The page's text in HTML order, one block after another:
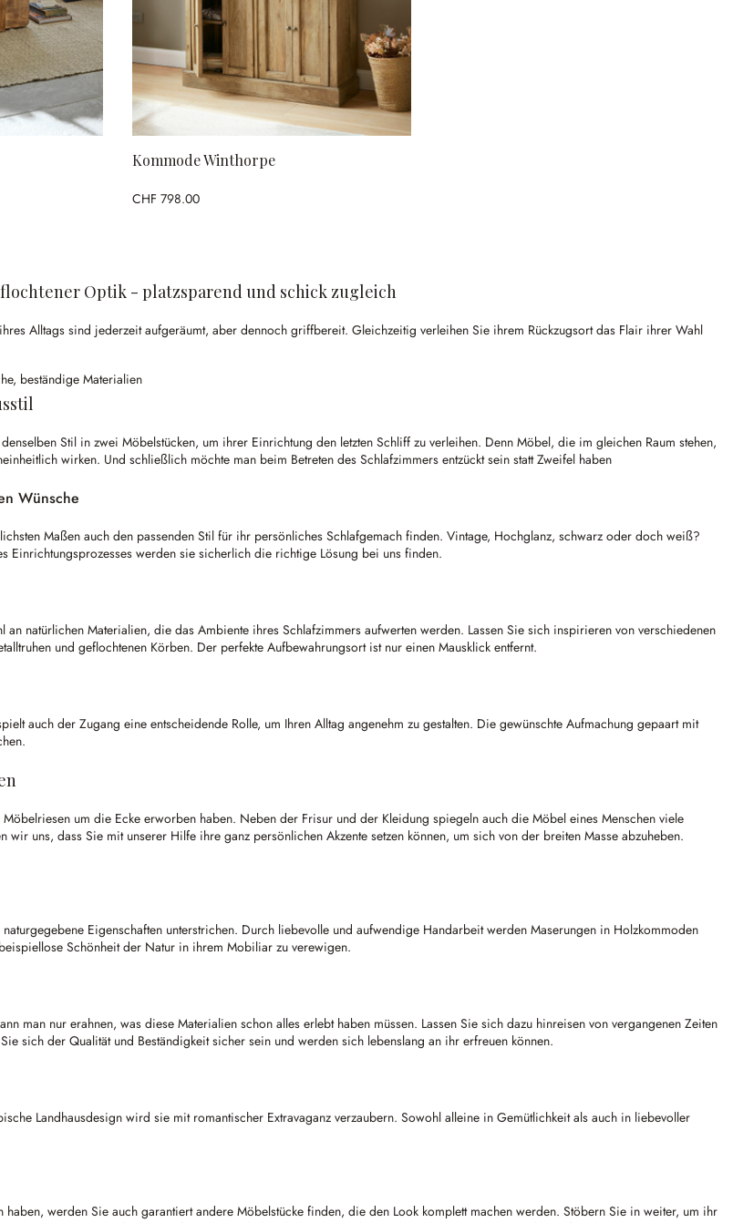
Kommode Winthorpe
CHF 798.00
Optik - platzsparend und schick zugleich
Alltags sind jederzeit aufgeräumt, aber dennoch griffbereit. Gleichzeitig verleihen Sie ihrem Rückzugsort das Flair ihrer Wahl
beständige Materialien
Stil in zwei Möbelstücken, um ihrer Einrichtung den letzten Schliff zu verleihen. Denn Möbel, die im gleichen Raum stehen,
wirken. Und schließlich möchte man beim Betreten des Schlafzimmers entzückt sein statt Zweifel haben
Wünsche
Maßen auch den passenden Stil für ihr persönliches Schlafgemach finden. Vintage, Hochglanz, schwarz oder doch weiß?
Einrichtungsprozesses werden sie sicherlich die richtige Lösung bei uns finden.
natürlichen Materialien, die das Ambiente ihres Schlafzimmers aufwerten werden. Lassen Sie sich inspirieren von verschiedenen
und geflochtenen Körben. Der perfekte Aufbewahrungsort ist nur einen Mausklick entfernt.
auch der Zugang eine entscheidende Rolle, um Ihren Alltag angenehm zu gestalten. Die gewünschte Aufmachung gepaart mit
um die Ecke erworben haben. Neben der Frisur und der Kleidung spiegeln auch die Möbel eines Menschen viele
uns, dass Sie mit unserer Hilfe ihre ganz persönlichen Akzente setzen können, um sich von der breiten Masse abzuheben.
Eigenschaften unterstrichen. Durch liebevolle und aufwendige Handarbeit werden Maserungen in Holzkommoden
Schönheit der Natur in ihrem Mobiliar zu verewigen.
man nur erahnen, was diese Materialien schon alles erlebt haben müssen. Lassen Sie sich dazu hinreisen von vergangenen Zeiten
sich der Qualität und Beständigkeit sicher sein und werden sich lebenslang an ihr erfreuen können.
Landhausdesign wird sie mit romantischer Extravaganz verzaubern. Sowohl alleine in Gemütlichkeit als auch in liebevoller
werden Sie auch garantiert andere Möbelstücke finden, die den Look komplett machen werden. Stöbern Sie in weiter, um ihr